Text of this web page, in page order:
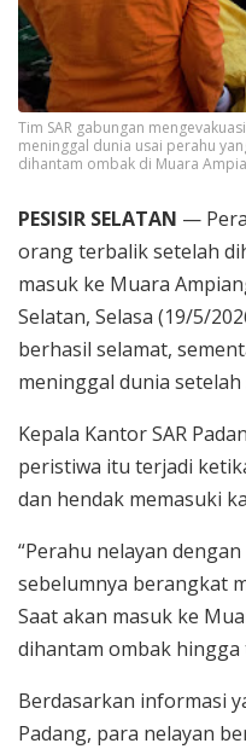
Tim SAR gabungan
meninggal dunia usai perahu
dihantam ombak di Muara
PESISIR SELATAN —
orang terbalik setelah
masuk ke Muara
Selatan, Selasa (19/5/
berhasil selamat,
meninggal dunia
Kepala Kantor SAR
peristiwa itu terjadi
dan hendak memasuki
“Perahu nelayan
sebelumnya berangkat
Saat akan masuk ke
dihantam ombak hingga
Berdasarkan informasi
Padang, para nelayan